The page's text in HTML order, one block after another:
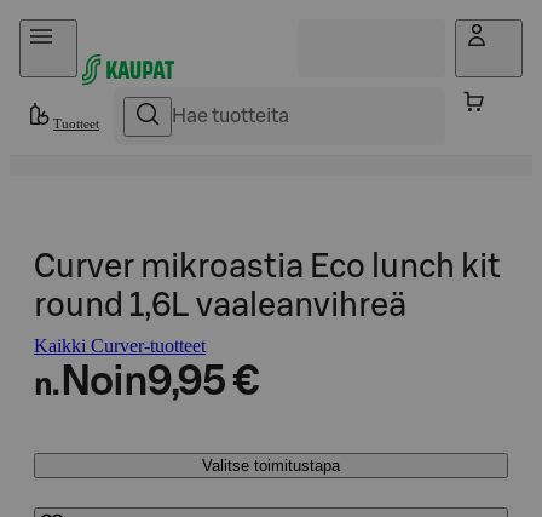
Hyppää sisältöön
Tuotteet
Curver mikroastia Eco lunch kit
round 1,6L vaaleanvihreä
Kaikki Curver-tuotteet
n. Noin9,95 €
Valitse toimitustapa